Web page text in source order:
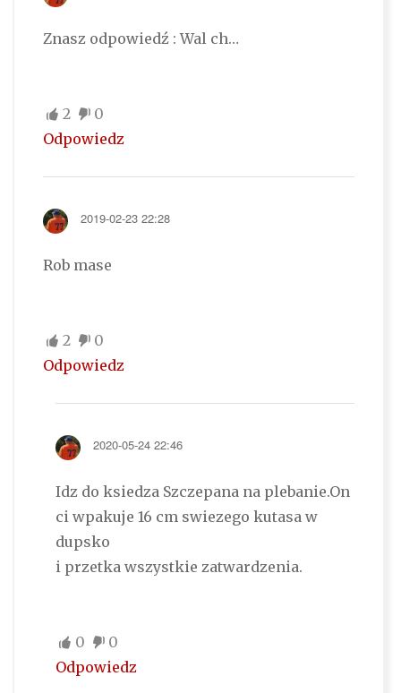
Znasz odpowiedź : Wal ch…
2
0
Odpowiedz
2019-02-23 22:28
Rob mase
2
0
Odpowiedz
2020-05-24 22:46
Idz do ksiedza Szczepana na plebanie.On
ci wpakuje 16 cm swiezego kutasa w
dupsko
i przetka wszystkie zatwardzenia.
0
0
Odpowiedz